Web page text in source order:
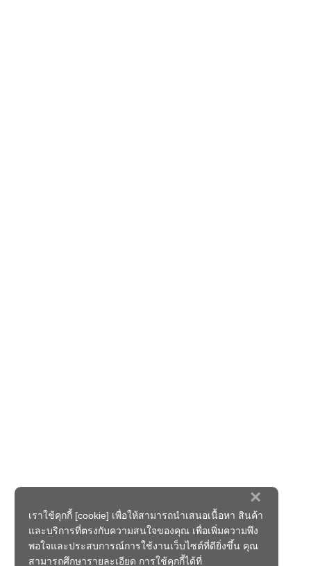
×
เราใช้คุกกี้ [cookie] เพื่อให้สามารถนำเสนอเนื้อหา สินค้า
และบริการที่ตรงกับความสนใจของคุณ เพื่อเพิ่มความพึง
พอใจและประสบการณ์การใช้งานเว็บไซต์ที่ดียิ่งขึ้น คุณ
สามารถศึกษารายละเอียด การใช้คุกกี้ได้ที่